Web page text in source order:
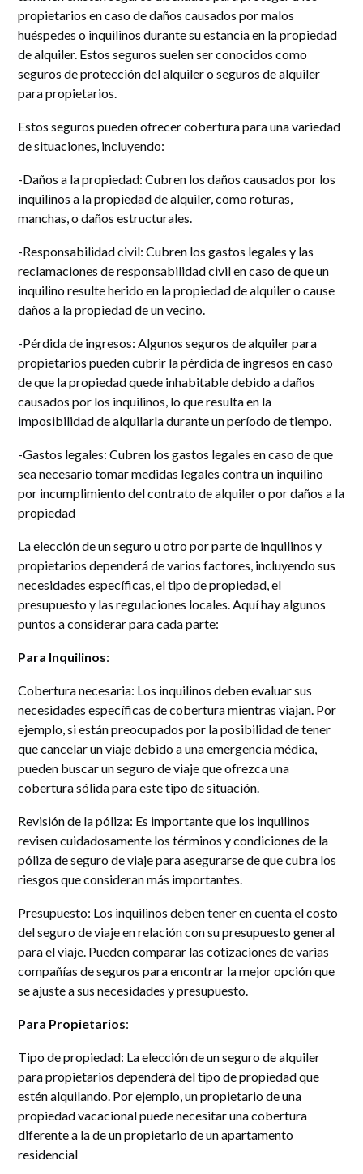
propietarios en caso de daños causados por malos
huéspedes o inquilinos durante su estancia en la propiedad
de alquiler. Estos seguros suelen ser conocidos como
seguros de protección del alquiler o seguros de alquiler
para propietarios.
Estos seguros pueden ofrecer cobertura para una variedad
de situaciones, incluyendo:
-Daños a la propiedad: Cubren los daños causados por los
inquilinos a la propiedad de alquiler, como roturas,
manchas, o daños estructurales.
-Responsabilidad civil: Cubren los gastos legales y las
reclamaciones de responsabilidad civil en caso de que un
inquilino resulte herido en la propiedad de alquiler o cause
daños a la propiedad de un vecino.
-Pérdida de ingresos: Algunos seguros de alquiler para
propietarios pueden cubrir la pérdida de ingresos en caso
de que la propiedad quede inhabitable debido a daños
causados por los inquilinos, lo que resulta en la
imposibilidad de alquilarla durante un período de tiempo.
-Gastos legales: Cubren los gastos legales en caso de que
sea necesario tomar medidas legales contra un inquilino
por incumplimiento del contrato de alquiler o por daños a la
propiedad
La elección de un seguro u otro por parte de inquilinos y
propietarios dependerá de varios factores, incluyendo sus
necesidades específicas, el tipo de propiedad, el
presupuesto y las regulaciones locales. Aquí hay algunos
puntos a considerar para cada parte:
Para Inquilinos:
Cobertura necesaria: Los inquilinos deben evaluar sus
necesidades específicas de cobertura mientras viajan. Por
ejemplo, si están preocupados por la posibilidad de tener
que cancelar un viaje debido a una emergencia médica,
pueden buscar un seguro de viaje que ofrezca una
cobertura sólida para este tipo de situación.
Revisión de la póliza: Es importante que los inquilinos
revisen cuidadosamente los términos y condiciones de la
póliza de seguro de viaje para asegurarse de que cubra los
riesgos que consideran más importantes.
Presupuesto: Los inquilinos deben tener en cuenta el costo
del seguro de viaje en relación con su presupuesto general
para el viaje. Pueden comparar las cotizaciones de varias
compañías de seguros para encontrar la mejor opción que
se ajuste a sus necesidades y presupuesto.
Para Propietarios:
Tipo de propiedad: La elección de un seguro de alquiler
para propietarios dependerá del tipo de propiedad que
estén alquilando. Por ejemplo, un propietario de una
propiedad vacacional puede necesitar una cobertura
diferente a la de un propietario de un apartamento
residencial